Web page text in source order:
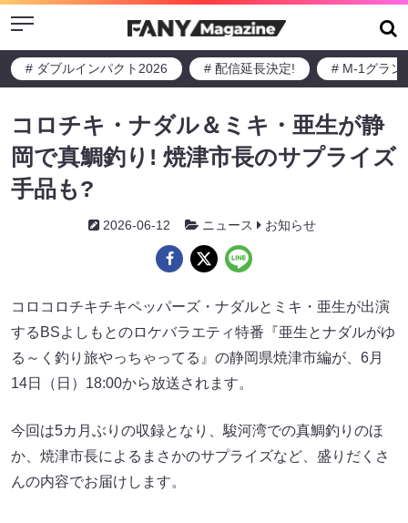
Menu
# ダブルインパクト2026 # 配信延長決定! # M-1グラン
コロチキ・ナダル＆ミキ・亜生が静
岡で真鯛釣り! 焼津市長のサプライズ
手品も?
2026-06-12 ニュース お知らせ
コロコロチキチキペッパーズ・ナダルとミキ・亜生が出演
するBSよしもとのロケバラエティ特番『亜生とナダルがゆ
る～く釣り旅やっちゃってる』の静岡県焼津市編が、6月
14日（日）18:00から放送されます。
今回は5カ月ぶりの収録となり、駿河湾での真鯛釣りのほ
か、焼津市長によるまさかのサプライズなど、盛りだくさ
んの内容でお届けします。